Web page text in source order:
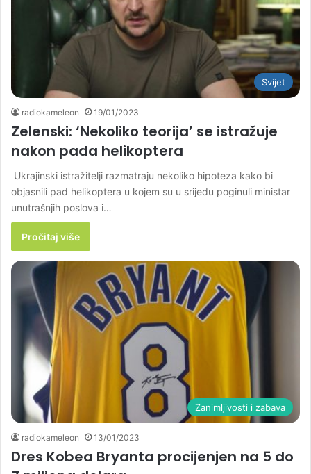
Svijet
radiokameleon 19/01/2023
Zelenski: ‘Nekoliko teorija’ se istražuje
nakon pada helikoptera
Ukrajinski istražitelji razmatraju nekoliko hipoteza kako bi
objasnili pad helikoptera u kojem su u srijedu poginuli ministar
unutrašnjih poslova i…
Pročitaj više
Zanimljivosti i zabava
radiokameleon 13/01/2023
Dres Kobea Bryanta procijenjen na 5 do